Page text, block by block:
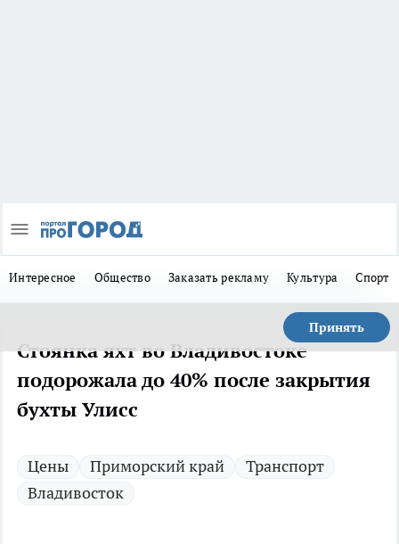
Интересное Общество Заказать рекламу Культура Спорт
Принять
Стоянка яхт во Владивостоке
подорожала до 40% после закрытия
бухты Улисс
Цены Приморский край
Транспорт
Владивосток